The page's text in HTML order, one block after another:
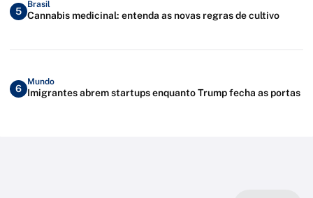
5
Brasil
Cannabis medicinal: entenda as novas regras de cultivo
6
Mundo
Imigrantes abrem startups enquanto Trump fecha as portas